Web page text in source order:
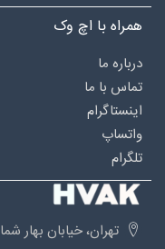
همراه با اچ وک
درباره‌ ما
تماس با ما
اینستاگرام
واتساپ
تلگرام
تهران، خیابان بهار